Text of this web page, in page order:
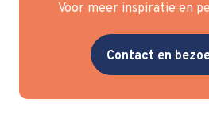
Voor meer inspiratie en
Contact en